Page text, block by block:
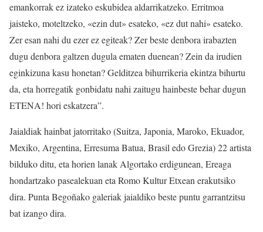
emankorrak ez izateko eskubidea aldarrikatzeko. Erritmoa
jaisteko, moteltzeko, «ezin dut» esateko, «ez dut nahi» esateko.
Zer esan nahi du ezer ez egiteak? Zer beste denbora irabazten
dugu denbora galtzen dugula ematen duenean? Zein da irudien
eginkizuna kasu honetan? Gelditzea bihurrikeria ekintza bihurtu
da, eta horregatik gonbidatu nahi zaitugu hainbeste behar dugun
ETENA! hori eskatzera”.
Jaialdiak hainbat jatorritako (Suitza, Japonia, Maroko, Ekuador,
Mexiko, Argentina, Erresuma Batua, Brasil edo Grezia) 22 artista
bilduko ditu, eta horien lanak Algortako erdigunean, Ereaga
hondartzako pasealekuan eta Romo Kultur Etxean erakutsiko
dira. Punta Begoñako galeriak jaialdiko beste puntu garrantzitsu
bat izango dira.